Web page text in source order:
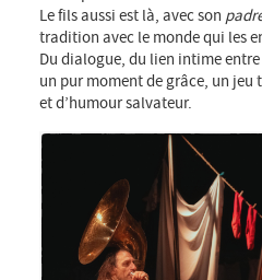
Le fils aussi est là, avec son
tradition avec le monde qui les
Du dialogue, du lien intime
un pur moment de grâce, un jeu
et d’humour salvateur.